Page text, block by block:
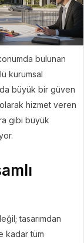
bulunan
kurumsal
büyük bir güven
hizmet veren
gibi büyük
tasarımdan
kadar tüm